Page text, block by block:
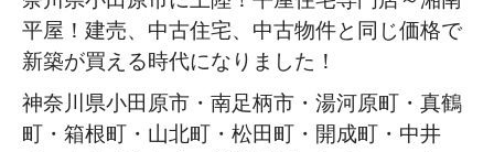
平屋！建売、中古住宅、中古物件と同じ価格で
新築が買える時代になりました！
神奈川県小田原市・南足柄市・湯河原町・真鶴
町・箱根町・山北町・松田町・開成町・中井